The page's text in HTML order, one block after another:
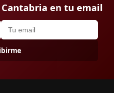
en tu email